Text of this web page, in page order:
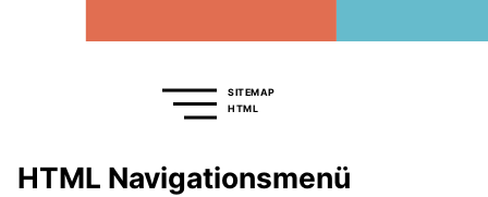
SITEMAP
HTML
HTML Navigationsmenü